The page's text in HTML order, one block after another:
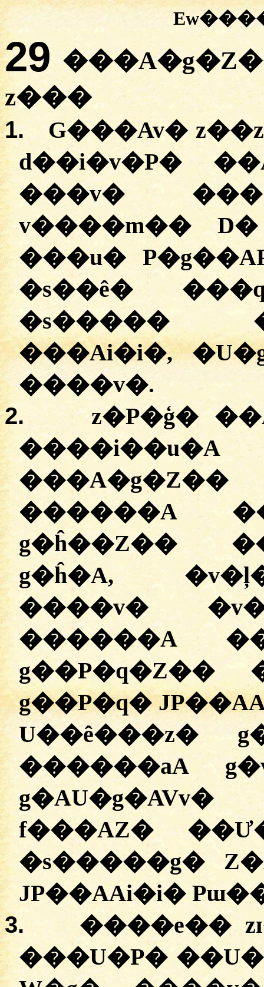
29
z���
1.
G���Av�
d��i�v�P�
���v�
v����m��
���u�
�s��ê�
�s�����
���Ai�i�,
����v�.
2.
z�P�ģ�
����i��u�A
������A
g�ĥ��Z��
g�ĥ�A,
����v�
������A
g��P�q�Z��
g��P�q�
U��ê���z�
������aA
f���AZ�
�s�����g�
JP��AAi�i�
3.
����e��
���U�P�